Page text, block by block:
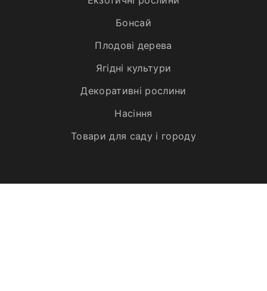
Бонсай
Плодові дерева
Ягідні культури
Декоративні рослини
Насіння
Товари для саду і городу